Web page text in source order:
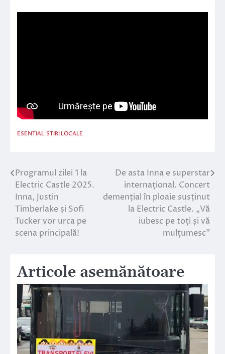
ESENTIAL STIRI LOCALE
Navigare
în
articole
Programul zilei 1 la
Electric Castle 2025.
Inna, Justin
Timberlake și Sofi
Tucker vor urca pe
scena principală!
De asta Inna e superstar
internațional. Concert
demențial în ploaie susținut
la Electric Castle. „Vă
iubesc pe toți și vă
mulțumesc”
Articole asemănătoare